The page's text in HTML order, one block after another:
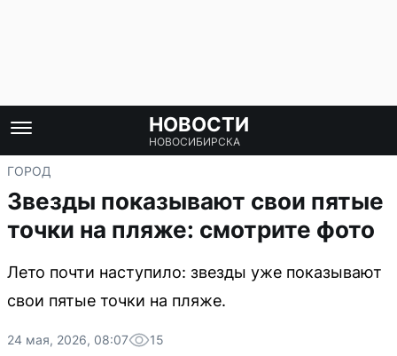
НОВОСТИ
НОВОСИБИРСКА
ГОРОД
Звезды показывают свои пятые
точки на пляже: смотрите фото
Лето почти наступило: звезды уже показывают
свои пятые точки на пляже.
24 мая, 2026, 08:07 15